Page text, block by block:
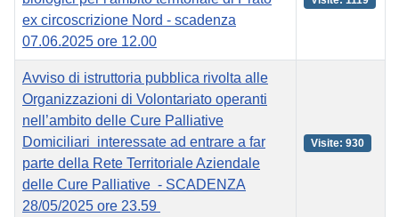
ex circoscrizione Nord - scadenza
07.06.2025 ore 12.00
Avviso di istruttoria pubblica rivolta alle
Organizzazioni di Volontariato operanti
nell’ambito delle Cure Palliative
Domiciliari interessate ad entrare a far
parte della Rete Territoriale Aziendale
delle Cure Palliative - SCADENZA
28/05/2025 ore 23.59
Visite: 930